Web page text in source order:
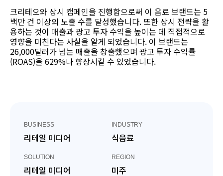
BUSINESS
리테일 미디어
INDUSTRY
식음료
SOLUTION
리테일 미디어
REGION
미주
크리테오와 상시 캠페인을 진행함으로써 이 음료 브랜드는 5
백만 건 이상의 노출 수를 달성했습니다. 또한 상시 전략을 활
용하는 것이 매출과 광고 투자 수익을 높이는 데 직접적으로
영향을 미친다는 사실을 알게 되었습니다. 이 브랜드는
26,000달러가 넘는 매출을 창출했으며 광고 투자 수익률
(ROAS)을 629%나 향상시킬 수 있었습니다.